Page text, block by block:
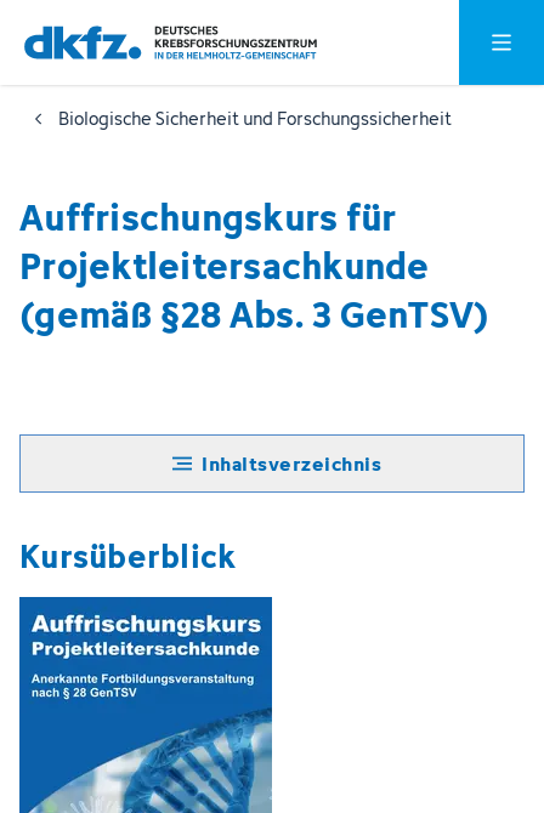
Zum
Hauptinhalt
springen
Zur
Fußzeile
springen
Biologische Sicherheit und Forschungssicherheit
Auffrischungskurs für
Projektleitersachkunde
(gemäß §28 Abs. 3 GenTSV)
Inhaltsverzeichnis
Kursüberblick